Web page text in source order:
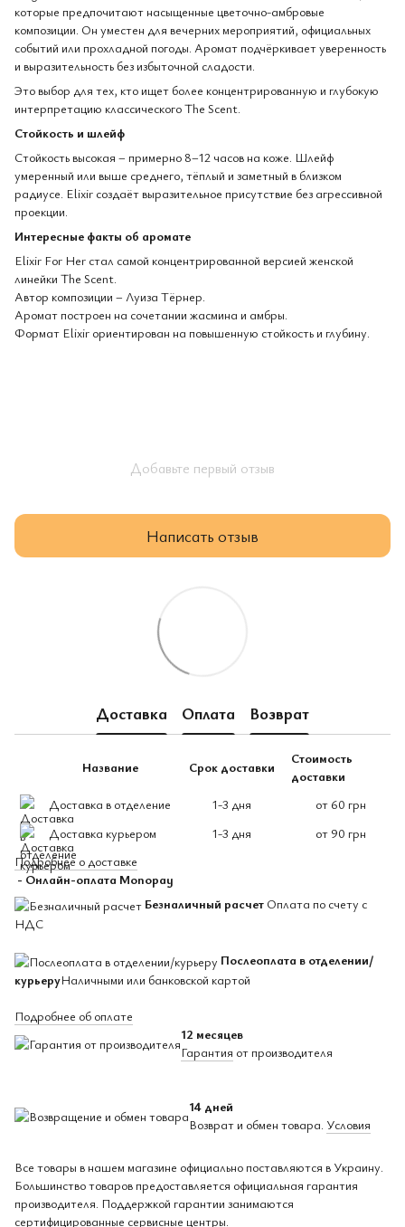
которые предпочитают насыщенные цветочно-амбровые
композиции. Он уместен для вечерних мероприятий, официальных
событий или прохладной погоды. Аромат подчёркивает уверенность
и выразительность без избыточной сладости.
Это выбор для тех, кто ищет более концентрированную и глубокую
интерпретацию классического The Scent.
Стойкость и шлейф
Стойкость высокая – примерно 8–12 часов на коже. Шлейф
умеренный или выше среднего, тёплый и заметный в близком
радиусе. Elixir создаёт выразительное присутствие без агрессивной
проекции.
Интересные факты об аромате
Elixir For Her стал самой концентрированной версией женской
линейки The Scent.
Автор композиции – Луиза Тёрнер.
Аромат построен на сочетании жасмина и амбры.
Формат Elixir ориентирован на повышенную стойкость и глубину.
Добавьте первый отзыв
Написать отзыв
Доставка Оплата Возврат
Название Срок доставки
Стоимость
доставки
Доставка в отделение
1-3 дня
от 60 грн
Доставка курьером
1-3 дня
от 90 грн
Подробнее о доставке
- Онлайн-оплата Monopay
Безналичный расчет Оплата по счету с
НДС
Послеоплата в отделении/
курьеруНаличными или банковской картой
Подробнее об оплате
12 месяцев
Гарантия от производителя
14 дней
Возврат и обмен товара. Условия
Все товары в нашем магазине официально поставляются в Украину.
Большинство товаров предоставляется официальная гарантия
производителя. Поддержкой гарантии занимаются
сертифицированные сервисные центры.